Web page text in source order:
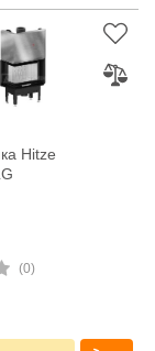
Hitze
(0)